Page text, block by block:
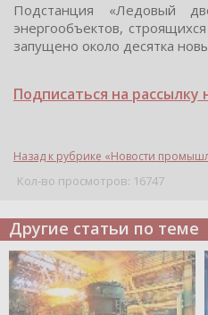
Подстанция «Ледовый
энергообъектов,
запущено около десятка
Подписаться на рассылку
Назад к рубрике «Новости
Кол-во просмотров: 16747
Другие статьи по теме
Telegram
Подпишитесь на канал,
чтобы следить за новостями.
Спасибо, я уже с вами!